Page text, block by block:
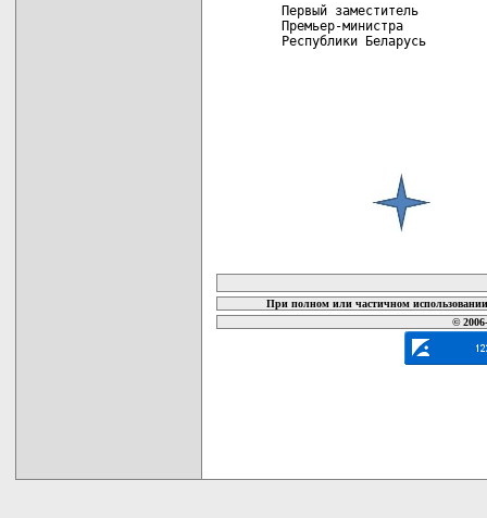
Первый заместитель
Премьер-министра
Республики Беларусь
При полном или частичном
©